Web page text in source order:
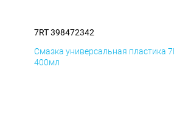
7RT 398472342
Смазка универсальная пластика
400мл